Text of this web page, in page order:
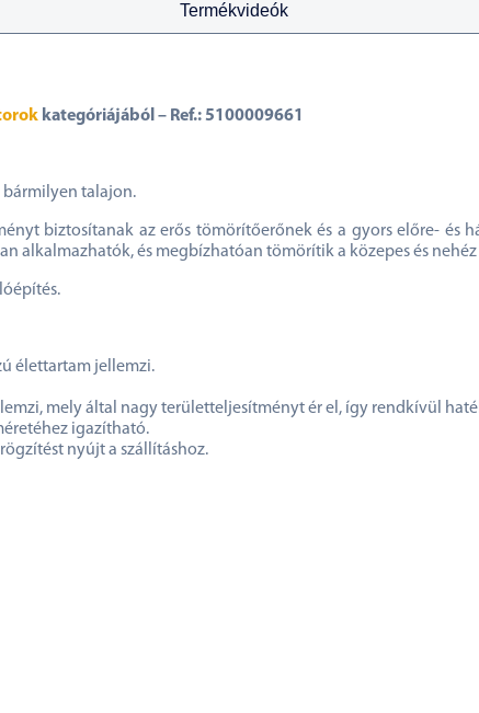
Termékvideók
kategóriájából – Ref.: 5100009661
bármilyen talajon.
biztosítanak az erős tömörítőerőnek és a gyors előre- és
alkalmazhatók, és megbízhatóan tömörítik a közepes és
élettartam jellemzi.
mely által nagy területteljesítményt ér el, így rendkívül
igazítható.
nyújt a szállításhoz.